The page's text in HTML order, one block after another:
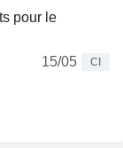
pour le
15/05
CI